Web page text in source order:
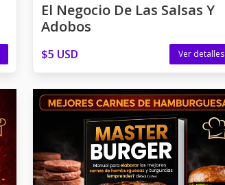
El Negocio De Las Salsas Y
Adobos
$5 USD Ver detalles